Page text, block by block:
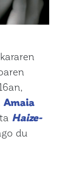
Amaia
Haize-
du